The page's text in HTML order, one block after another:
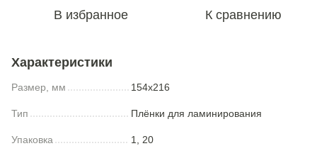
В избранное К сравнению
Характеристики
Размер, мм 154x216
Тип Плёнки для ламинирования
Упаковка 1, 20